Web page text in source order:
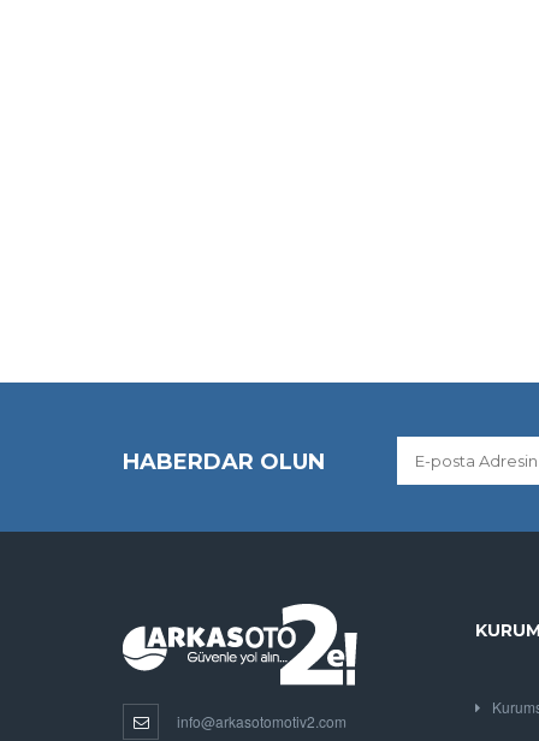
HABERDAR OLUN
info@arkasotomotiv2.com